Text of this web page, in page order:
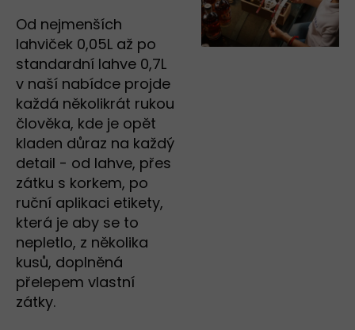
Od nejmenších
lahviček 0,05L až po
standardní lahve 0,7L
v naší nabídce projde
každá několikrát rukou
člověka, kde je opět
kladen důraz na každý
detail - od lahve, přes
zátku s korkem, po
ruční aplikaci etikety,
která je aby se to
nepletlo, z několika
kusů, doplněná
přelepem vlastní
zátky.